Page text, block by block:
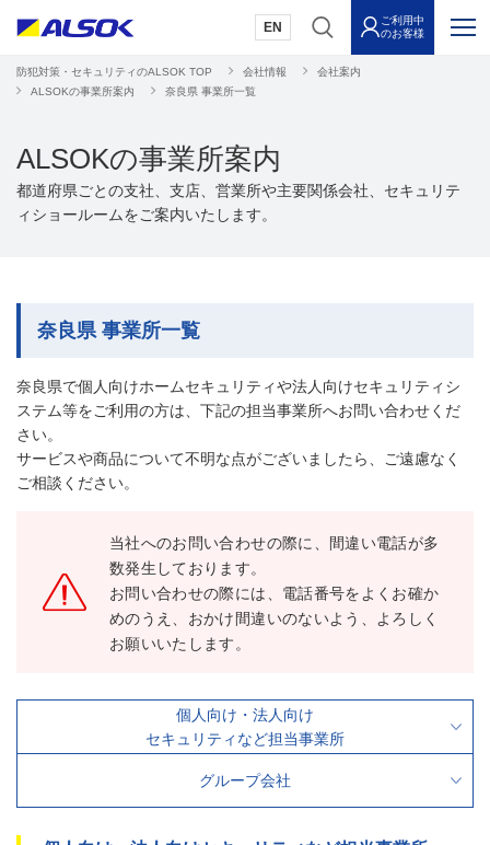
EN
ご利用中
のお客様
防犯対策・セキュリティのALSOK TOP 会社情報
会社案内
ALSOKの事業所案内
奈良県 事業所一覧
ALSOKの事業所案内
都道府県ごとの支社、支店、営業所や主要関係会社、セキュリテ
ィショールームをご案内いたします。
奈良県 事業所一覧
奈良県で個人向けホームセキュリティや法人向けセキュリティシ
ステム等をご利用の方は、下記の担当事業所へお問い合わせくだ
さい。
サービスや商品について不明な点がございましたら、ご遠慮なく
ご相談ください。
当社へのお問い合わせの際に、間違い電話が多
数発生しております。
お問い合わせの際には、電話番号をよくお確か
めのうえ、おかけ間違いのないよう、よろしく
お願いいたします。
個人向け・法人向け
セキュリティなど担当事業所
グループ会社